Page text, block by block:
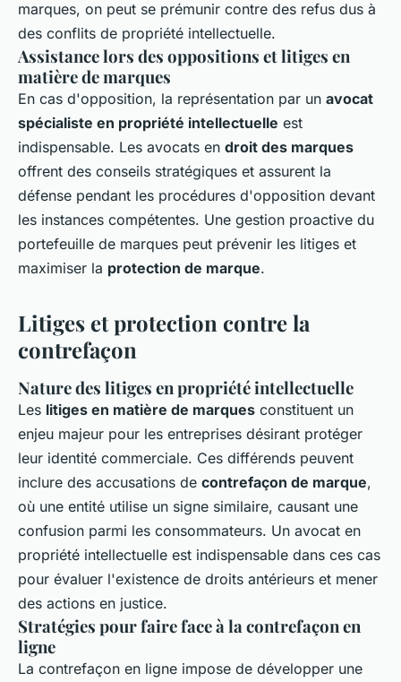
marques, on peut se prémunir contre des refus dus à
des conflits de propriété intellectuelle.
Assistance lors des oppositions et litiges en
matière de marques
En cas d'opposition, la représentation par un avocat
spécialiste en propriété intellectuelle est
indispensable. Les avocats en droit des marques
offrent des conseils stratégiques et assurent la
défense pendant les procédures d'opposition devant
les instances compétentes. Une gestion proactive du
portefeuille de marques peut prévenir les litiges et
maximiser la protection de marque.
Litiges et protection contre la
contrefaçon
Nature des litiges en propriété intellectuelle
Les litiges en matière de marques constituent un
enjeu majeur pour les entreprises désirant protéger
leur identité commerciale. Ces différends peuvent
inclure des accusations de contrefaçon de marque,
où une entité utilise un signe similaire, causant une
confusion parmi les consommateurs. Un avocat en
propriété intellectuelle est indispensable dans ces cas
pour évaluer l'existence de droits antérieurs et mener
des actions en justice.
Stratégies pour faire face à la contrefaçon en
ligne
La contrefaçon en ligne impose de développer une